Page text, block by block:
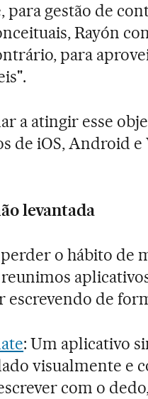
para gestão de
Rayón
para
a atingir esse
de iOS, Android
levantada
o hábito de
reunimos
escrevendo de
: Um aplicativo
visualmente e
com o